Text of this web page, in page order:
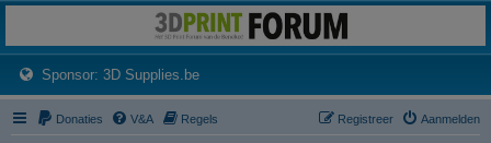
Het 3D print forum van de Benelux na de sluiting van 3dprintforum.nl
Sponsor: 3D Supplies.be(Opens a new tab)
Donaties V&A Regels Aanmelden
Registreer